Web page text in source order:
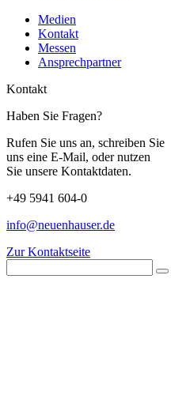
Medien
Kontakt
Messen
Ansprechpartner
Kontakt
Haben Sie Fragen?
Rufen Sie uns an, schreiben Sie
uns eine E-Mail, oder nutzen
Sie unsere Kontaktdaten.
+49 5941 604-0
info@neuenhauser.de
Zur Kontaktseite